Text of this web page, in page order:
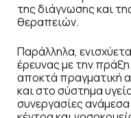
της διάγνωσης και
θεραπειών.
Παράλληλα,
έρευνας με την
αποκτά πραγματική
και στο σύστημα
συνεργασίες